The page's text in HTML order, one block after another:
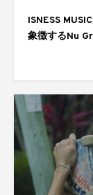
ISNESS
象徴するNu